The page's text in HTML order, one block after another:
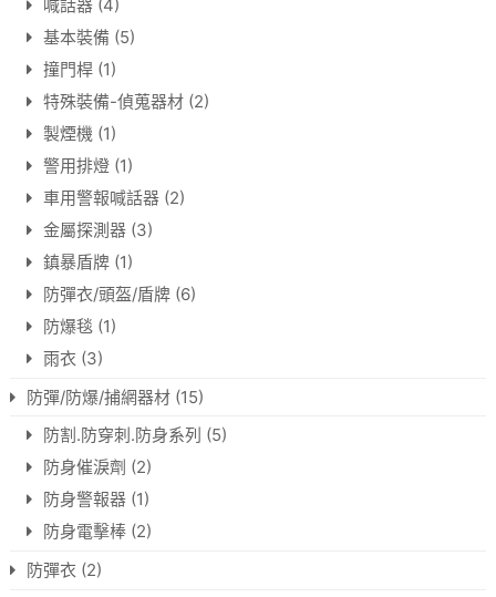
喊話器 (4)
基本裝備 (5)
撞門桿 (1)
特殊裝備-偵蒐器材 (2)
製煙機 (1)
警用排燈 (1)
車用警報喊話器 (2)
金屬探測器 (3)
鎮暴盾牌 (1)
防彈衣/頭盔/盾牌 (6)
防爆毯 (1)
雨衣 (3)
防彈/防爆/捕網器材 (15)
防割.防穿刺.防身系列 (5)
防身催淚劑 (2)
防身警報器 (1)
防身電擊棒 (2)
防彈衣 (2)